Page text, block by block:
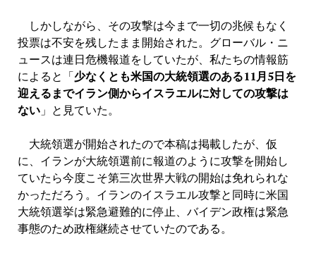
しかしながら、その攻撃は今まで一切の兆候もなく
投票は不安を残したまま開始された。グローバル・ニ
ュースは連日危機報道をしていたが、私たちの情報筋
によると「少なくとも米国の大統領選のある11月5日を
迎えるまでイラン側からイスラエルに対しての攻撃は
ない」と見ていた。
大統領選が開始されたので本稿は掲載したが、仮
に、イランが大統領選前に報道のように攻撃を開始し
ていたら今度こそ第三次世界大戦の開始は免れられな
かっただろう。イランのイスラエル攻撃と同時に米国
大統領選挙は緊急避難的に停止、バイデン政権は緊急
事態のため政権継続させていたのである。